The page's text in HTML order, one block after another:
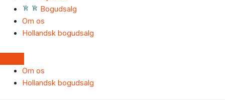
Bogudsalg
Om os
Hollandsk bogudsalg
Om os
Hollandsk bogudsalg